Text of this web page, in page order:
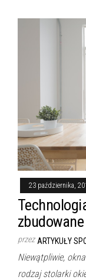
23 października,
przez ARTYKUŁY
Niewątpliwie,
rodzaj stolarki